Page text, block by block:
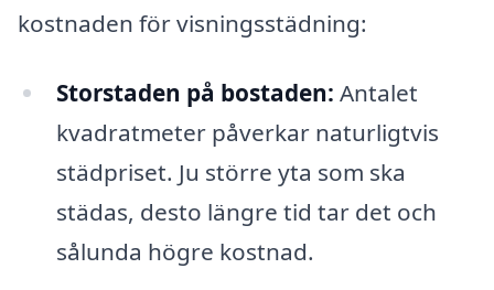
kostnaden för visningsstädning:
Storstaden på bostaden: Antalet
kvadratmeter påverkar naturligtvis
städpriset. Ju större yta som ska
städas, desto längre tid tar det och
sålunda högre kostnad.